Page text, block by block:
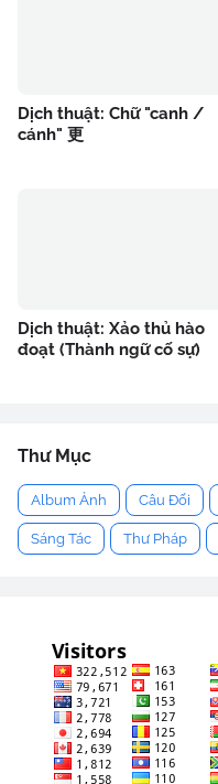
Dịch thuật: Chữ "canh /
cánh" 更
Dịch thuật: Xảo thủ hào
đoạt (Thành ngữ cố sự)
Thư Mục
Album Ảnh Câu Đối
Sáng Tác Thư Pháp